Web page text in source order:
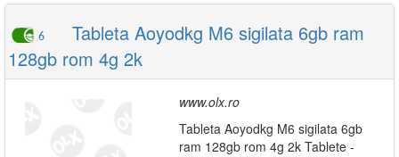
6
Tableta Aoyodkg M6 sigilata 6gb ram
128gb rom 4g 2k
www.olx.ro
Tableta Aoyodkg M6 sigilata 6gb
ram 128gb rom 4g 2k Tablete -